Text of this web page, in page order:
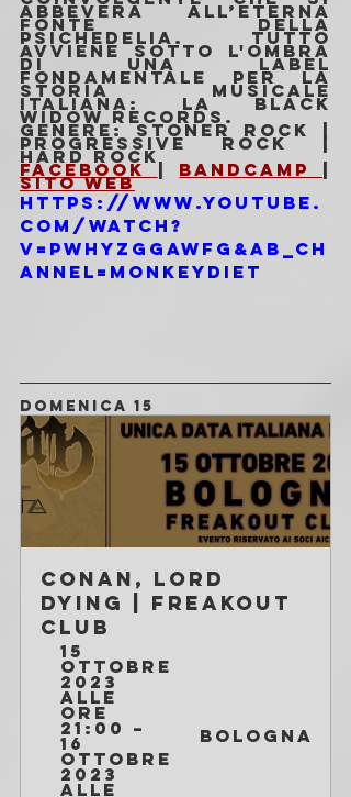
abbevera all’eterna
fonte della
psichedelia. Tutto
avviene sotto l'ombra
di una label
fondamentale per la
storia musicale
italiana: la Black
Widow Records.
Genere: Stoner rock |
Progressive rock |
Hard rock
Facebook | Bandcamp
Sito Web
https://www.youtube.
com/watch?
v=pwhyZGGAwFg&ab_ch
annel=MonkeyDiet
DOMENICA 15
Conan, Lord
Dying | Freakout
Club
15
ottobre
2023
alle
ore
21:00 –
16
ottobre
2023
alle
Bologna